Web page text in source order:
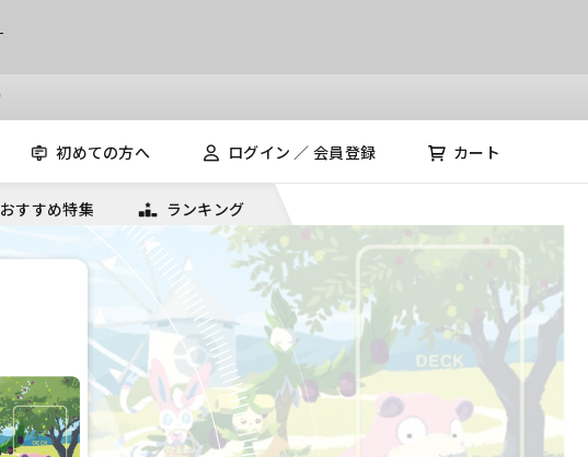
初めての方へ ログイン ／ 会員登録 カート
おすすめ特集 ランキング